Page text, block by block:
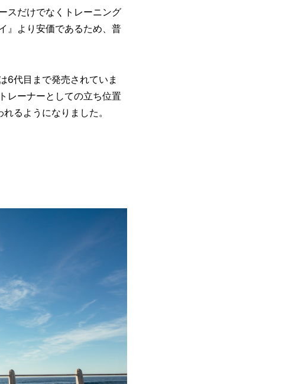
スだけでなくトレーニング
』より安価であるため、普
6代目まで発売されていま
レーナーとしての立ち位置
るようになりました。